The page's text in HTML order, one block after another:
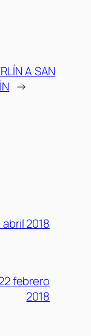
A SAN
→
abril 2018
febrero
2018